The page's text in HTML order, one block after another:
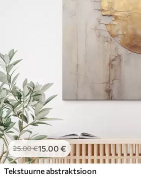
25.00€15.00 €
Tekstuurne abstraktsioon